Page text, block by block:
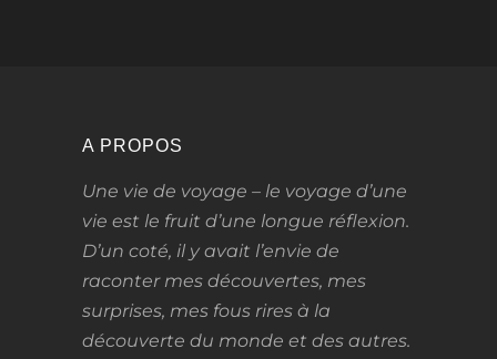
A PROPOS
Une vie de voyage – le voyage d’une
vie est le fruit d’une longue réflexion.
D’un coté, il y avait l’envie de
raconter mes découvertes, mes
surprises, mes fous rires à la
découverte du monde et des autres.